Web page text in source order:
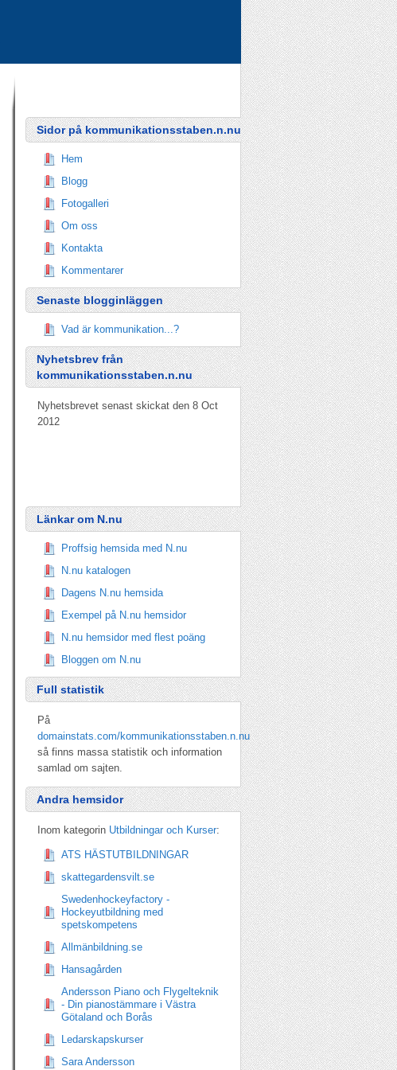
Sidor på kommunikationsstaben.n.nu
Hem
Blogg
Fotogalleri
Om oss
Kontakta
Kommentarer
Senaste blogginläggen
Vad är kommunikation...?
Nyhetsbrev från
kommunikationsstaben.n.nu
Nyhetsbrevet senast skickat den 8 Oct
2012
Länkar om N.nu
Proffsig hemsida med N.nu
N.nu katalogen
Dagens N.nu hemsida
Exempel på N.nu hemsidor
N.nu hemsidor med flest poäng
Bloggen om N.nu
Full statistik
På
domainstats.com/kommunikationsstaben.n.nu
så finns massa statistik och information
samlad om sajten.
Andra hemsidor
Inom kategorin Utbildningar och Kurser:
ATS HÄSTUTBILDNINGAR
skattegardensvilt.se
Swedenhockeyfactory -
Hockeyutbildning med
spetskompetens
Allmänbildning.se
Hansagården
Andersson Piano och Flygelteknik
- Din pianostämmare i Västra
Götaland och Borås
Ledarskapskurser
Sara Andersson